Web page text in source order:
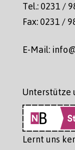
Tel.: 0231 /
Fax: 0231 /
E-Mail:
Unterstütze
Lernt uns